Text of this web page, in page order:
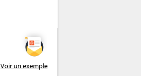
Voir un exemple